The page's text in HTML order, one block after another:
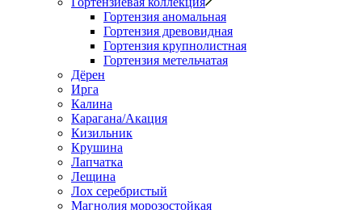
Гортензия аномальная
Гортензия древовидная
Гортензия крупнолистная
Гортензия метельчатая
Дёрен
Ирга
Калина
Карагана/Акация
Кизильник
Крушина
Лапчатка
Лещина
Лох серебристый
Магнолия морозостойкая